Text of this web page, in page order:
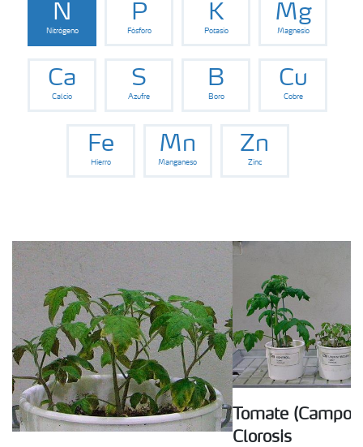
Almacenaje y manejo de fertilizantes
Soluciones por cultivos
N
Nitrógeno
P
Fósforo
K
Potasio
Mg
Magnesio
Ca
Calcio
S
Azufre
B
Boro
Cu
Cobre
Fe
Hierro
Mn
Manganeso
Zn
Zinc
Tomate (Campo
Clorosis